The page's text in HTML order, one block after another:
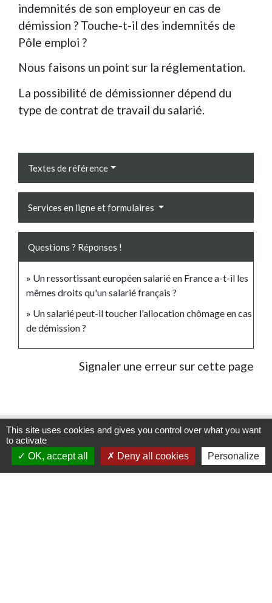
indemnités de son employeur en cas de
démission ? Touche-t-il des indemnités de
Pôle emploi ?
Nous faisons un point sur la réglementation.
La possibilité de démissionner dépend du
type de contrat de travail du salarié.
Textes de référence
Services en ligne et formulaires
Questions ? Réponses !
Un ressortissant européen salarié en France a-t-il les
mêmes droits qu'un salarié français ?
Un salarié peut-il toucher l'allocation chômage en cas
de démission ?
Signaler une erreur sur cette page
Contacts
Commune de Schweighouse-Thann
12 rue de Reiningue
This site uses cookies and gives you control over what you want
to activate
OK, accept all
Deny all cookies Personalize